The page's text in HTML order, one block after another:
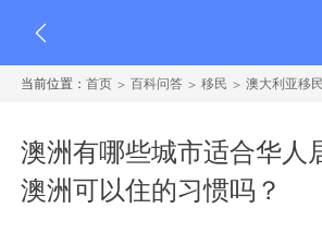
当前位置：首页 百科问答 移民 澳大利亚移民
澳洲有哪些城市适合华人
澳洲可以住的习惯吗？